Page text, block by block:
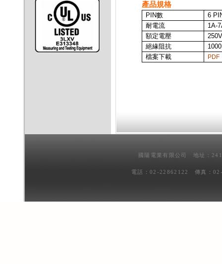
產品規格
PIN數
6
耐電流
1A-
額定電壓
絕緣阻抗
檔案下載
PDF
國陽電業有限公司 地址：
電話：02-22862122 傳真：